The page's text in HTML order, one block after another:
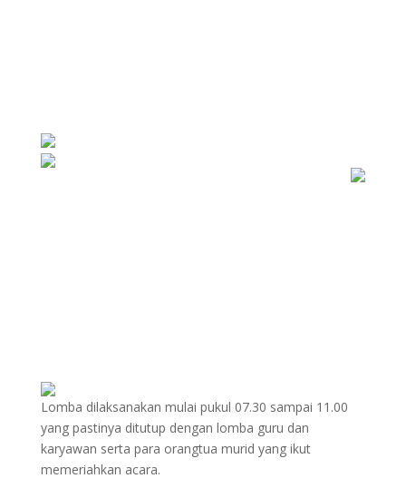
Lomba dilaksanakan mulai pukul 07.30 sampai 11.00
yang pastinya ditutup dengan lomba guru dan
karyawan serta para orangtua murid yang ikut
memeriahkan acara.